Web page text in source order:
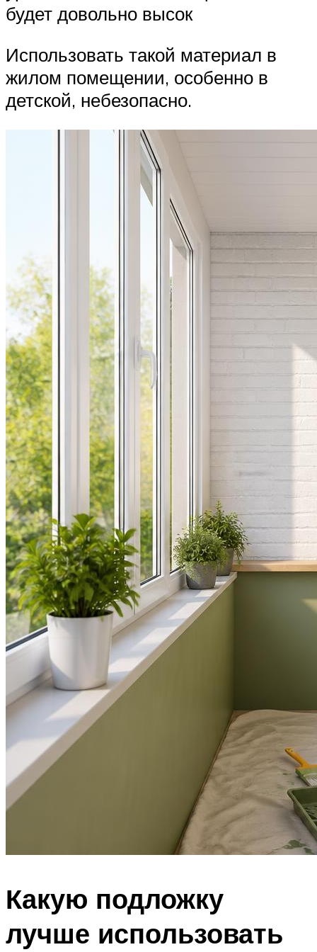
будет довольно высок
Использовать такой материал в
жилом помещении, особенно в
детской, небезопасно.
Какую подложку
лучше использовать